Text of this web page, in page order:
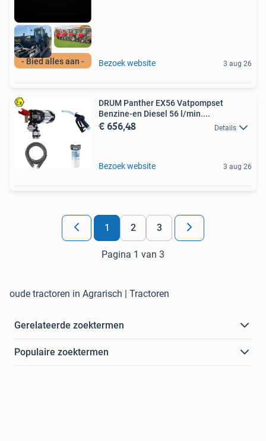
- Bied alles aan - Bezoek website 3 aug 26
DRUM Panther EX56 Vatpompset
Benzine-en Diesel 56 l/min....
€ 656,48 Details
Bezoek website 3 aug 26
1 2 3
Pagina 1 van 3
oude tractoren in Agrarisch | Tractoren
Gerelateerde zoektermen
Populaire zoektermen